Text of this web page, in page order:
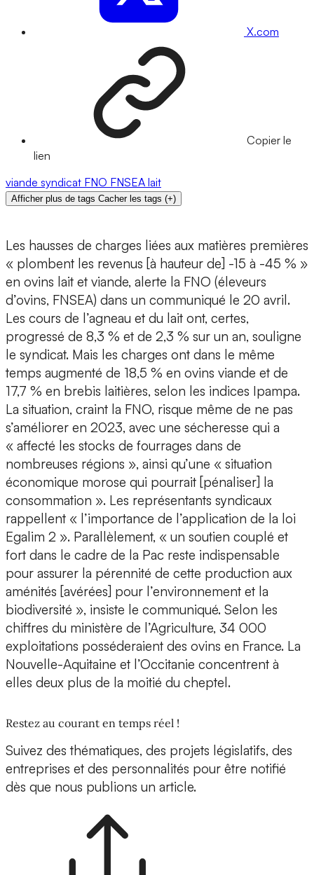
X.com
Copier le
lien
viande syndicat FNO FNSEA lait
Afficher plus de tags Cacher les tags (+)
Les hausses de charges liées aux matières premières
« plombent les revenus [à hauteur de] -15 à -45 % »
en ovins lait et viande, alerte la FNO (éleveurs
d’ovins, FNSEA) dans un communiqué le 20 avril.
Les cours de l’agneau et du lait ont, certes,
progressé de 8,3 % et de 2,3 % sur un an, souligne
le syndicat. Mais les charges ont dans le même
temps augmenté de 18,5 % en ovins viande et de
17,7 % en brebis laitières, selon les indices Ipampa.
La situation, craint la FNO, risque même de ne pas
s’améliorer en 2023, avec une sécheresse qui a
« affecté les stocks de fourrages dans de
nombreuses régions », ainsi qu’une « situation
économique morose qui pourrait [pénaliser] la
consommation ». Les représentants syndicaux
rappellent « l’importance de l’application de la loi
Egalim 2 ». Parallèlement, « un soutien couplé et
fort dans le cadre de la Pac reste indispensable
pour assurer la pérennité de cette production aux
aménités [avérées] pour l’environnement et la
biodiversité », insiste le communiqué. Selon les
chiffres du ministère de l’Agriculture, 34 000
exploitations posséderaient des ovins en France. La
Nouvelle-Aquitaine et l’Occitanie concentrent à
elles deux plus de la moitié du cheptel.
Restez au courant en temps réel !
Suivez des thématiques, des projets législatifs, des
entreprises et des personnalités pour être notifié
dès que nous publions un article.